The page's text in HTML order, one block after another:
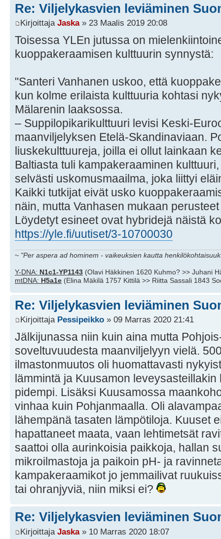
Re: Viljelykasvien leviäminen
Kirjoittaja Jaska» 23 Maalis 2019 20:08
Toisessa YLEn jutussa on
kuoppakeraamisen kulttuurin synnystä:
"Santeri Vanhanen uskoo, että
kun kolme erilaista kulttuuria kohtasi
Mälarenin laaksossa.
– Suppilopikarikulttuuri levisi Keski-
maanviljelyksen Etelä-Skandinaviaan.
liuskekulttuureja, joilla ei ollut lainkaan
Baltiasta tuli kampakeraaminen
selvästi uskomusmaailma, joka liittyi
Kaikki tutkijat eivät usko
näin, mutta Vanhasen mukaan
Löydetyt esineet ovat hybridejä näistä
https://yle.fi/uutiset/3-10700030
~ "Per aspera ad hominem - vaikeuksien kautta
Y-DNA: N1c1-YP1143 (Olavi Häkkinen 1620 Kuhmo? >> Juhani
mtDNA: H5a1e (Elina Mäkilä 1757 Kittilä >> Riitta Sassali 1843
Re: Viljelykasvien leviäminen
Kirjoittaja Pessipeikko » 09 Marras 2020 21:41
Jälkijunassa niin kuin aina mutta
soveltuvuudesta maanviljelyyn vielä.
ilmastonmuutos oli huomattavasti
lämmintä ja Kuusamon
pidempi. Lisäksi Kuusamossa
vinhaa kuin Pohjanmaalla. Oli
lähempänä tasaten lämpötiloja. Kuuset
hapattaneet maata, vaan lehtimetsät
saattoi olla aurinkoisia paikkoja, hallan
mikroilmastoja ja paikoin pH- ja
kampakeraamikot jo jemmailivat
tai ohranjyviä, niin miksi ei?
Re: Viljelykasvien leviäminen
Kirjoittaja Jaska» 10 Marras 2020 18:07